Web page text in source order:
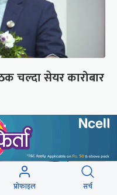
चल्दा सेयर कारोबार
प्रोफाइल सर्च